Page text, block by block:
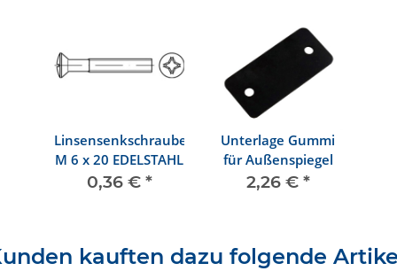
Linsensenkschraube
M 6 x 20 EDELSTAHL
0,36 € *
Unterlage Gummi
für Außenspiegel
2,26 € *
kauften dazu folgende